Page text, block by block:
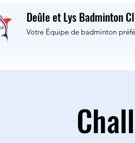
Deûle et Lys Badminton
Votre Équipe de badminton